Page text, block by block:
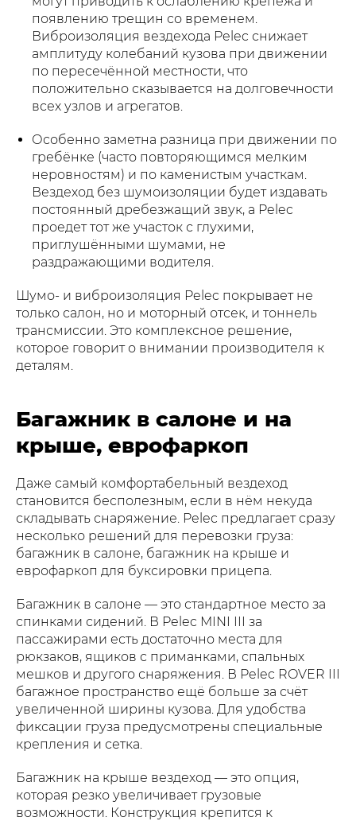
появлению трещин со временем.
Виброизоляция вездехода Pelec снижает
амплитуду колебаний кузова при движении
по пересечённой местности, что
положительно сказывается на долговечности
всех узлов и агрегатов.
Особенно заметна разница при движении по
гребёнке (часто повторяющимся мелким
неровностям) и по каменистым участкам.
Вездеход без шумоизоляции будет издавать
постоянный дребезжащий звук, а Pelec
проедет тот же участок с глухими,
приглушёнными шумами, не
раздражающими водителя.
Шумо- и виброизоляция Pelec покрывает не
только салон, но и моторный отсек, и тоннель
трансмиссии. Это комплексное решение,
которое говорит о внимании производителя к
деталям.
Багажник в салоне и на
крыше, еврофаркоп
Даже самый комфортабельный вездеход
становится бесполезным, если в нём некуда
складывать снаряжение. Pelec предлагает сразу
несколько решений для перевозки груза:
багажник в салоне, багажник на крыше и
еврофаркоп для буксировки прицепа.
Багажник в салоне — это стандартное место за
спинками сидений. В Pelec MINI III за
пассажирами есть достаточно места для
рюкзаков, ящиков с приманками, спальных
мешков и другого снаряжения. В Pelec ROVER III
багажное пространство ещё больше за счёт
увеличенной ширины кузова. Для удобства
фиксации груза предусмотрены специальные
крепления и сетка.
Багажник на крыше вездеход — это опция,
которая резко увеличивает грузовые
возможности. Конструкция крепится к